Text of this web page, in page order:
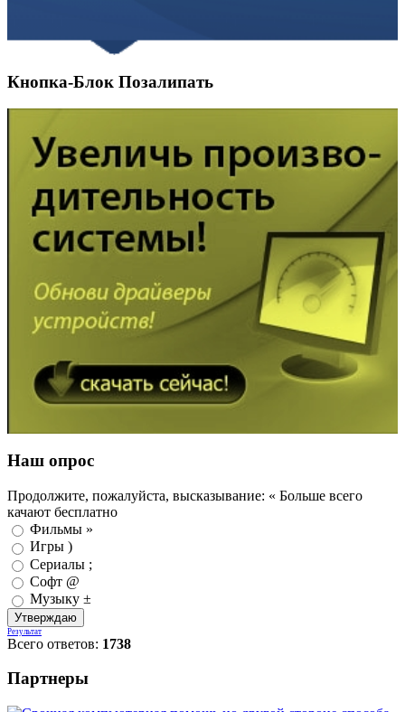
Кнопка-Блок Позалипать
Наш опрос
Продолжите, пожалуйста, высказывание: « Больше всего
качают бесплатно
Фильмы »
Игры )
Сериалы ;
Софт @
Музыку ±
Результат
Всего ответов: 1738
Партнеры